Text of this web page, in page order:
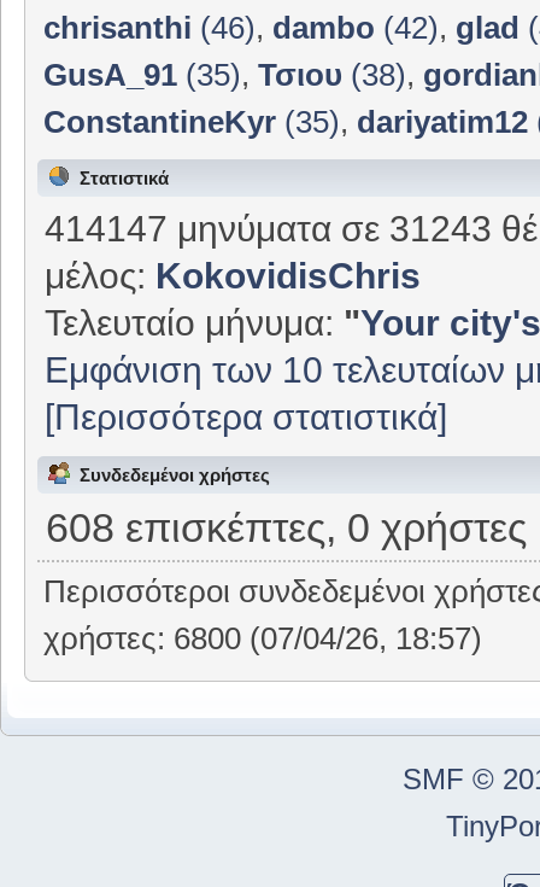
chrisanthi (46), dambo (42), glad
GusA_91 (35),Τσιου (38),
ConstantineKyr (35), dariyatim12
Στατιστικά
414147 μηνύματα σε 31243
μέλος: KokovidisChris
Τελευταίο μήνυμα: "Your
Εμφάνιση των 10 τελευταίων
[Περισσότερα στατιστικά]
Συνδεδεμένοι χρήστες
608 επισκέπτες, 0 χρήστες
Περισσότεροι συνδεδεμένοι
χρήστες: 6800 (07/04/26, 18:57)
SMF ©